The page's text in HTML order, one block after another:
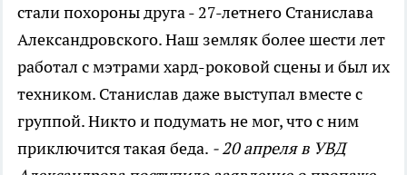
стали похороны друга - 27-летнего Станислава
Александровского. Наш земляк более шести лет
работал с мэтрами хард-роковой сцены и был их
техником. Станислав даже выступал вместе с
группой. Никто и подумать не мог, что с ним
приключится такая беда. - 20 апреля в УВД